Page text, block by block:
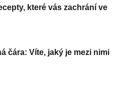
které vás zachrání ve
čára: Víte, jaký je mezi nimi